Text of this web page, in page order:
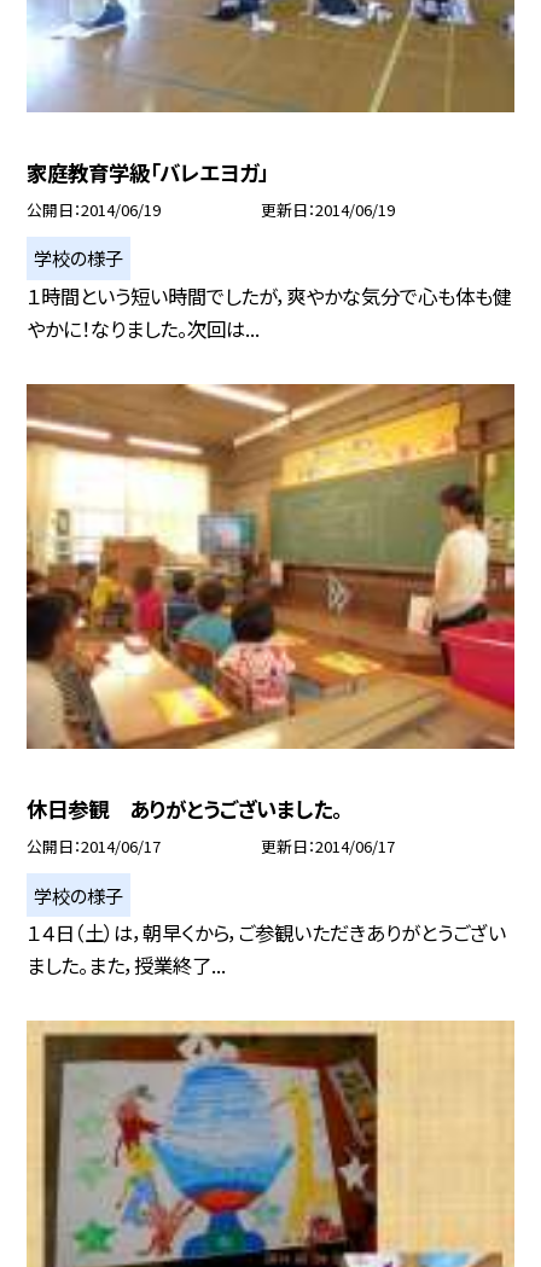
家庭教育学級「バレエヨガ」
公開日 2014/06/19 更新日 2014/06/19
学校の様子
１時間という短い時間でしたが，爽やかな気分で心も体も健
やかに！なりました。次回は...
休日参観 ありがとうございました。
公開日 2014/06/17 更新日 2014/06/17
学校の様子
１４日（土）は，朝早くから，ご参観いただきありがとうござい
ました。また，授業終了...